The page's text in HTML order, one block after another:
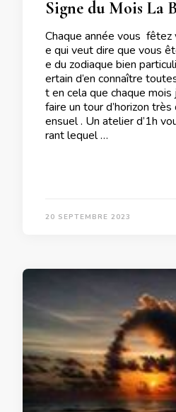
Signe du Mois La
Chaque année vous fêtez
e qui veut dire que vous
e du zodiaque bien
ertain d’en connaître
t en cela que chaque
faire un tour d’horizon
ensuel . Un atelier d’1h
rant lequel …
20 SEPTEMBRE 2023